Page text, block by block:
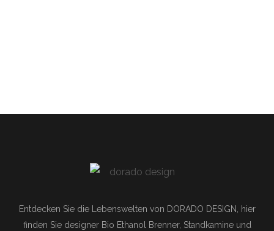
Entdecken Sie die Lebenswelten von DORADO DESIGN, hier
finden Sie designer Bio Ethanol Brenner, Standkamine und